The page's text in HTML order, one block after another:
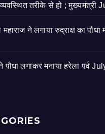
तरीके से हो ; मुख्यमंत्री
ने लगाया रुद्राक्ष का पौधा
पौधा लगाकर मनाया हरेला पर्व